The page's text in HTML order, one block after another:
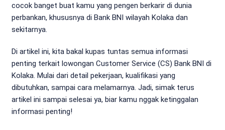
cocok banget buat kamu yang pengen berkarir di dunia
perbankan, khususnya di Bank BNI wilayah Kolaka dan
sekitarnya.
Di artikel ini, kita bakal kupas tuntas semua informasi
penting terkait lowongan Customer Service (CS) Bank BNI di
Kolaka. Mulai dari detail pekerjaan, kualifikasi yang
dibutuhkan, sampai cara melamarnya. Jadi, simak terus
artikel ini sampai selesai ya, biar kamu nggak ketinggalan
informasi penting!